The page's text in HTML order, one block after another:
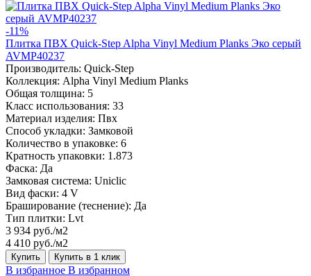
-11%
Плитка ПВХ Quick-Step Alpha Vinyl Medium Planks Эко серый
AVMP40237
Производитель: Quick-Step
Коллекция: Alpha Vinyl Medium Planks
Общая толщина: 5
Класс использования: 33
Материал изделия: Пвх
Способ укладки: Замковой
Количество в упаковке: 6
Кратность упаковки: 1.873
Фаска: Да
Замковая система: Uniclic
Вид фаски: 4 V
Браширование (теснение): Да
Тип плитки: Lvt
3 934 руб./м2
4 410 руб./м2
Купить Купить в 1 клик
В избранное В избранном